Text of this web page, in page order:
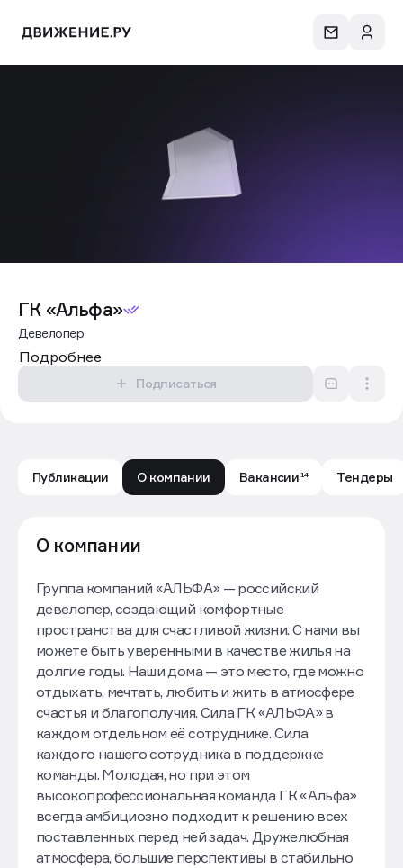
ГК «Альфа»
Девелопер
Подробнее
Подписаться
Публикации О компании Вакансии 14 Тендеры
О компании
Группа компаний «АЛЬФА» — российский
девелопер, создающий комфортные
пространства для счастливой жизни. С нами вы
можете быть уверенными в качестве жилья на
долгие годы. Наши дома — это место, где можно
отдыхать, мечтать, любить и жить в атмосфере
счастья и благополучия. Сила ГК «АЛЬФА» в
каждом отдельном её сотруднике. Сила
каждого нашего сотрудника в поддержке
команды. Молодая, но при этом
высокопрофессиональная команда ГК «Альфа»
всегда амбициозно подходит к решению всех
поставленных перед ней задач. Дружелюбная
атмосфера, большие перспективы в стабильно